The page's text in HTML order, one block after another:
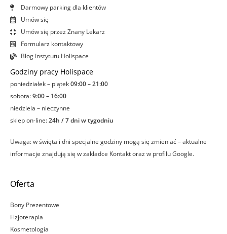
Darmowy parking dla klientów
Umów się
Umów się przez Znany Lekarz
Formularz kontaktowy
Blog Instytutu Holispace
Godziny pracy Holispace
poniedziałek – piątek09:00 – 21:00
sobota:9:00 – 16:00
niedziela – nieczynne
sklep on-line:24h / 7 dni w tygodniu
Uwaga: w święta i dni specjalne godziny mogą się zmieniać – aktualne
informacje znajdują się w zakładce Kontakt oraz w profilu Google.
Oferta
Bony Prezentowe
Fizjoterapia
Kosmetologia